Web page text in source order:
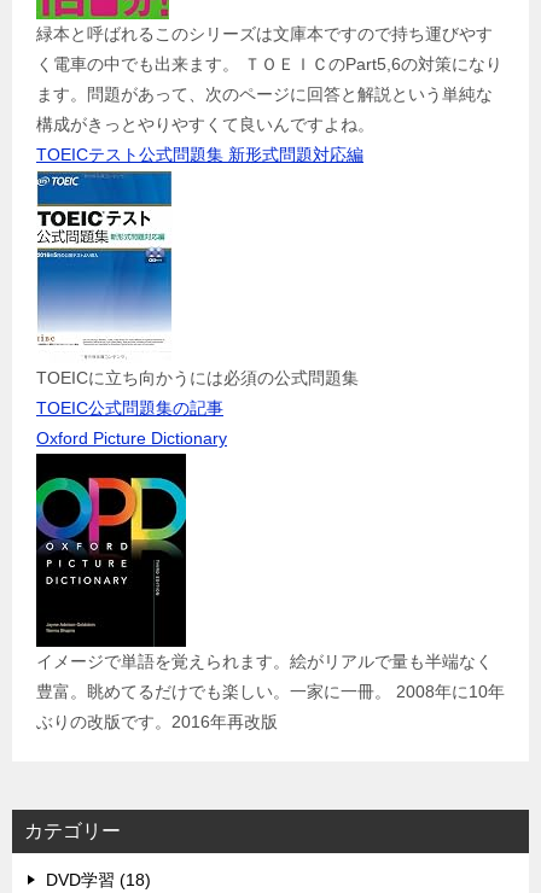
緑本と呼ばれるこのシリーズは文庫本ですので持ち運びやす
く電車の中でも出来ます。 ＴＯＥＩＣのPart5,6の対策になり
ます。問題があって、次のページに回答と解説という単純な
構成がきっとやりやすくて良いんですよね。
TOEICテスト公式問題集 新形式問題対応編
TOEICに立ち向かうには必須の公式問題集
TOEIC公式問題集の記事
Oxford Picture Dictionary
イメージで単語を覚えられます。絵がリアルで量も半端なく
豊富。眺めてるだけでも楽しい。一家に一冊。 2008年に10年
ぶりの改版です。2016年再改版
カテゴリー
DVD学習 (18)